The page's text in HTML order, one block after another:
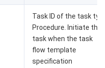
Task ID of the task
Procedure. Initiate the
task when the task
flow template
specification